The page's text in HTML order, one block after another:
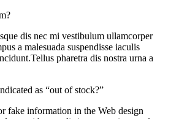
dis nec mi vestibulum ullamcorper
a malesuada suspendisse iaculis
pharetra dis nostra urna a
as “out of stock?”
fake information in the Web design